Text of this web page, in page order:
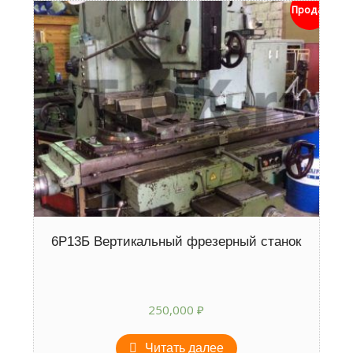
Продан
6Р13Б Вертикальный фрезерный станок
250,000₽
Читать далее